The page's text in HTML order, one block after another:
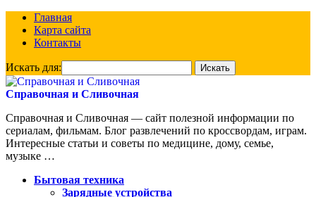
Главная
Карта сайта
Контакты
Искать для:
Справочная и Сливочная
Справочная и Сливочная — сайт полезной информации по
сериалам, фильмам. Блог развлечений по кроссвордам, играм.
Интересные статьи и советы по медицине, дому, семье,
музыке …
Бытовая техника
Зарядные устройства